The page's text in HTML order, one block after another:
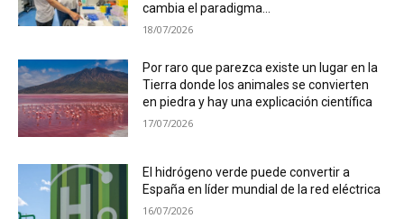
cambia el paradigma...
18/07/2026
Por raro que parezca existe un lugar en la
Tierra donde los animales se convierten
en piedra y hay una explicación científica
17/07/2026
El hidrógeno verde puede convertir a
España en líder mundial de la red eléctrica
16/07/2026